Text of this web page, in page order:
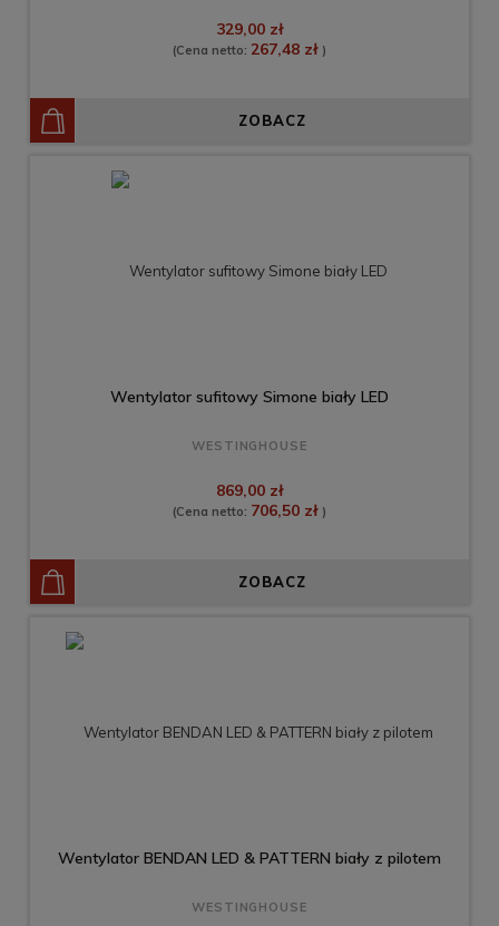
329,00 zł
(Cena netto: 267,48 zł )
ZOBACZ
Wentylator sufitowy Simone biały LED
WESTINGHOUSE
869,00 zł
(Cena netto: 706,50 zł )
ZOBACZ
Wentylator BENDAN LED & PATTERN biały z pilotem
WESTINGHOUSE